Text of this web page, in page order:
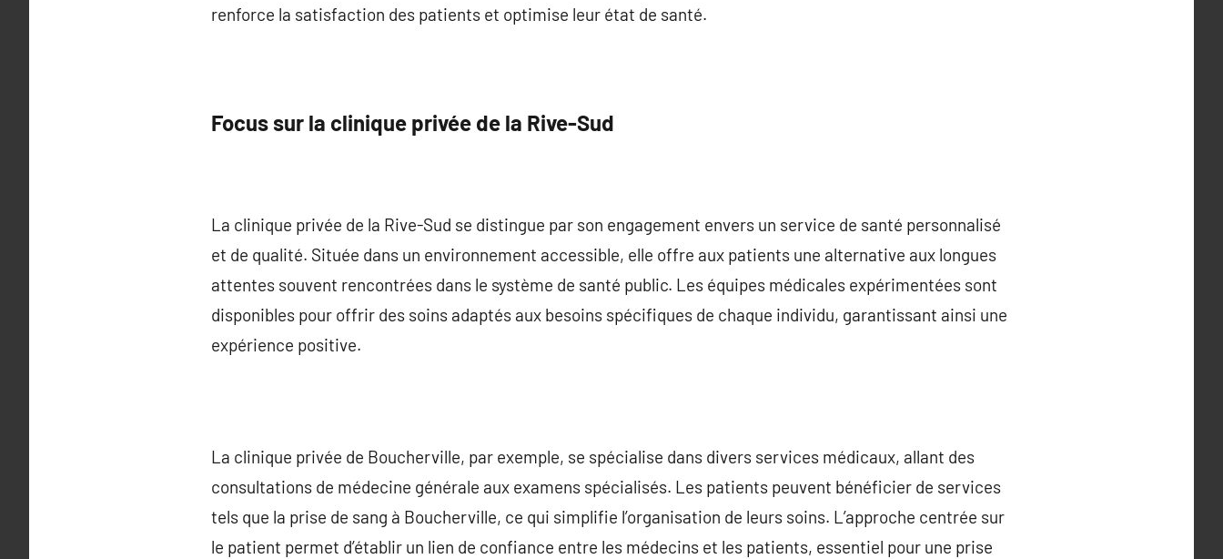
renforce la satisfaction des patients et optimise leur état de santé.
Focus sur la clinique privée de la Rive-Sud
La clinique privée de la Rive-Sud se distingue par son engagement envers un service de santé personnalisé
et de qualité. Située dans un environnement accessible, elle offre aux patients une alternative aux longues
attentes souvent rencontrées dans le système de santé public. Les équipes médicales expérimentées sont
disponibles pour offrir des soins adaptés aux besoins spécifiques de chaque individu, garantissant ainsi une
expérience positive.
La clinique privée de Boucherville, par exemple, se spécialise dans divers services médicaux, allant des
consultations de médecine générale aux examens spécialisés. Les patients peuvent bénéficier de services
tels que la prise de sang à Boucherville, ce qui simplifie l’organisation de leurs soins. L’approche centrée sur
le patient permet d’établir un lien de confiance entre les médecins et les patients, essentiel pour une prise